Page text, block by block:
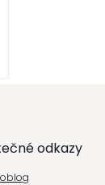
odkazy